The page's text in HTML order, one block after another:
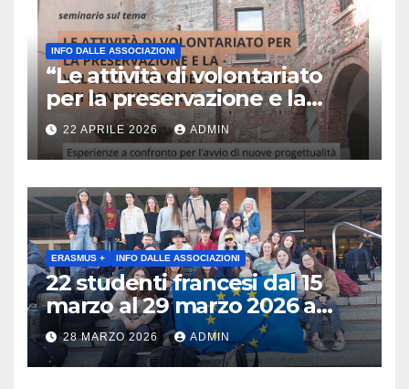
INFO DALLE ASSOCIAZIONI
“Le attività di volontariato
per la preservazione e la
valorizzazione del paesaggio
e dei beni culturali
Esperienze a confronto per
l’avvio di nuove
progettualità – Sabato 2
maggio 2026 ore 10:30 Museo
archeologico di Gavardo (BS)
22 APRILE 2026 ADMIN
ERASMUS + INFO DALLE ASSOCIAZIONI
22 studenti francesi dal 15
marzo al 29 marzo 2026 a
Brescia : Erasmus plus :
Arricchisce la vita, apre la
mente
28 MARZO 2026 ADMIN